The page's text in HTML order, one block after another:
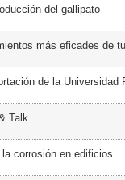
del gallipato
más eficades de
de la Universidad
Talk
corrosión en edificios